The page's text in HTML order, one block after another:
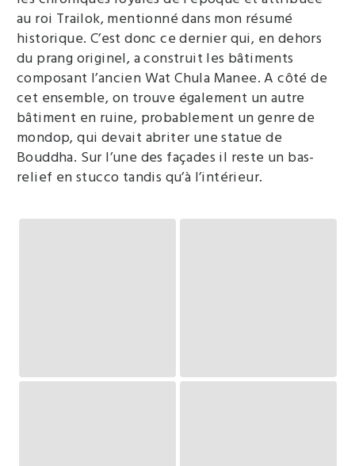
au roi Trailok, mentionné dans mon résumé
historique. C’est donc ce dernier qui, en dehors
du prang originel, a construit les bâtiments
composant l’ancien Wat Chula Manee. A côté de
cet ensemble, on trouve également un autre
bâtiment en ruine, probablement un genre de
mondop, qui devait abriter une statue de
Bouddha. Sur l’une des façades il reste un bas-
relief en stucco tandis qu’à l’intérieur.